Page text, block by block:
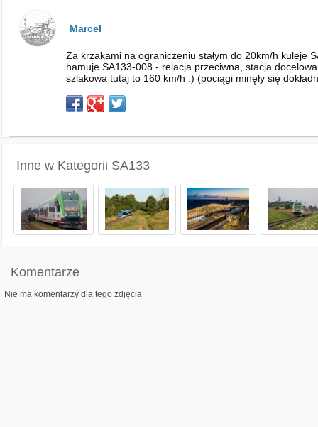
Marcel
Za krzakami na ograniczeniu stałym do 20km/h kuleje
hamuje SA133-008 - relacja przeciwna, stacja
szlakowa tutaj to 160 km/h :) (pociągi minęły się
Inne w Kategorii SA133
Komentarze
Nie ma komentarzy dla tego zdjęcia